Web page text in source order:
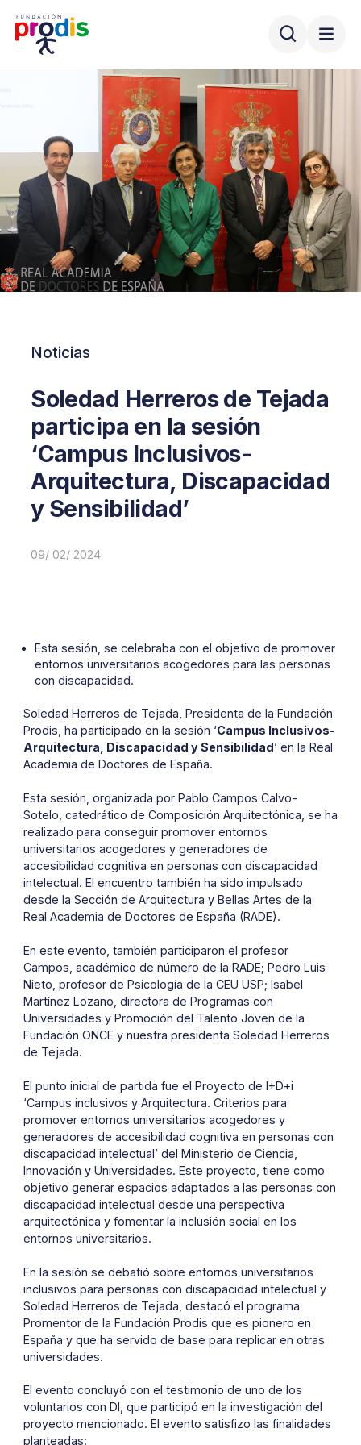
Noticias
Soledad Herreros de Tejada
participa en la sesión
‘Campus Inclusivos-
Arquitectura, Discapacidad
y Sensibilidad’
09/ 02/ 2024
Esta sesión, se celebraba con el objetivo de promover
entornos universitarios acogedores para las personas
con discapacidad.
Soledad Herreros de Tejada, Presidenta de la Fundación
Prodis, ha participado en la sesión ‘Campus Inclusivos-
Arquitectura, Discapacidad y Sensibilidad’ en la Real
Academia de Doctores de España.
Esta sesión, organizada por Pablo Campos Calvo-
Sotelo, catedrático de Composición Arquitectónica, se ha
realizado para conseguir promover entornos
universitarios acogedores y generadores de
accesibilidad cognitiva en personas con discapacidad
intelectual. El encuentro también ha sido impulsado
desde la Sección de Arquitectura y Bellas Artes de la
Real Academia de Doctores de España (RADE).
En este evento, también participaron el profesor
Campos, académico de número de la RADE; Pedro Luis
Nieto, profesor de Psicología de la CEU USP; Isabel
Martínez Lozano, directora de Programas con
Universidades y Promoción del Talento Joven de la
Fundación ONCE y nuestra presidenta Soledad Herreros
de Tejada.
El punto inicial de partida fue el Proyecto de I+D+i
‘Campus inclusivos y Arquitectura. Criterios para
promover entornos universitarios acogedores y
generadores de accesibilidad cognitiva en personas con
discapacidad intelectual’ del Ministerio de Ciencia,
Innovación y Universidades. Este proyecto, tiene como
objetivo generar espacios adaptados a las personas con
discapacidad intelectual desde una perspectiva
arquitectónica y fomentar la inclusión social en los
entornos universitarios.
En la sesión se debatió sobre entornos universitarios
inclusivos para personas con discapacidad intelectual y
Soledad Herreros de Tejada, destacó el programa
Promentor de la Fundación Prodis que es pionero en
España y que ha servido de base para replicar en otras
universidades.
El evento concluyó con el testimonio de uno de los
voluntarios con DI, que participó en la investigación del
proyecto mencionado. El evento satisfizo las finalidades
planteadas: